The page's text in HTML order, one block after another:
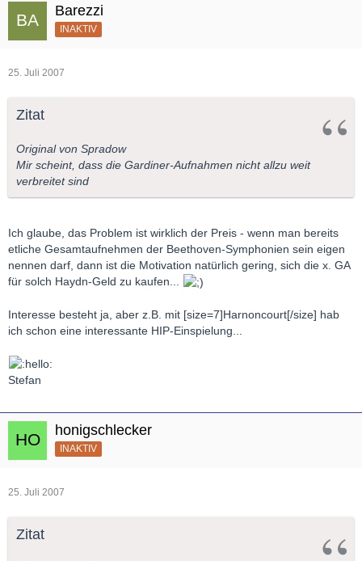
Barezzi
INAKTIV
25. Juli 2007
Zitat
Original von Spradow
Mir scheint, dass die Gardiner-Aufnahmen nicht allzu weit
verbreitet sind
Ich glaube, das Problem ist wirklich der Preis - wenn man bereits
etliche Gesamtaufnehmen der Beethoven-Symphonien sein eigen
nennen darf, dann ist die Motivation natürlich gering, sich die x. GA
für solch Haydn-Geld zu kaufen...
Interesse besteht ja, aber z.B. mit [size=7]Harnoncourt[/size] hab
ich schon eine interessante HIP-Einspielung...
Stefan
honigschlecker
INAKTIV
25. Juli 2007
Zitat